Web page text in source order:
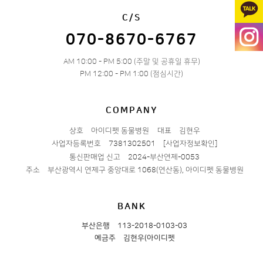
C/S
070-8670-6767
AM 10:00 - PM 5:00 (주말 및 공휴일 휴무)
PM 12:00 - PM 1:00 (점심시간)
COMPANY
상호 아이디펫 동물병원 대표
김현우
사업자등록번호
7381302501
[사업자정보확인]
통신판매업 신고
2024-부산연제-0053
주소
부산광역시 연제구 중앙대로 1068(연산동), 아이디펫 동물병원
BANK
부산은행
113-2018-0103-03
예금주
김현우(아이디펫